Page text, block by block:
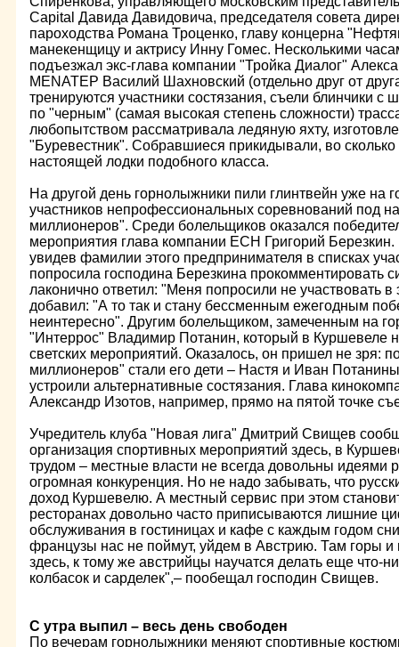
Capital Давида Давидовича, председателя совета
пароходства Романа Троценко, главу концерна
манекенщицу и актрису Инну Гомес. Несколькими
подъезжал экс-глава компании "Тройка Диалог"
MENATEP Василий Шахновский (отдельно друг от
тренируются участники состязания, съели блинчики с
по "черным" (самая высокая степень сложности)
любопытством рассматривала ледяную яхту,
"Буревестник". Собравшиеся прикидывали, во
настоящей лодки подобного класса.
На другой день горнолыжники пили глинтвейн уже на
участников непрофессиональных соревнований под
миллионеров". Среди болельщиков оказался
мероприятия глава компании ЕСН Григорий
увидев фамилии этого предпринимателя в списках
попросила господина Березкина прокомментировать
лаконично ответил: "Меня попросили не участвовать в
добавил: "А то так и стану бессменным ежегодным
неинтересно". Другим болельщиком, замеченным на
"Интеррос" Владимир Потанин, который в Куршевеле
светских мероприятий. Оказалось, он пришел не зря:
миллионеров" стали его дети – Настя и Иван
устроили альтернативные состязания. Глава
Александр Изотов, например, прямо на пятой точке
Учредитель клуба "Новая лига" Дмитрий Свищев
организация спортивных мероприятий здесь, в
трудом – местные власти не всегда довольны идеями
огромная конкуренция. Но не надо забывать, что
доход Куршевелю. А местный сервис при этом
ресторанах довольно часто приписываются лишние
обслуживания в гостиницах и кафе с каждым годом
французы нас не поймут, уйдем в Австрию. Там горы и
здесь, к тому же австрийцы научатся делать еще что-
колбасок и сарделек",– пообещал господин Свищев.
С утра выпил – весь день свободен
По вечерам горнолыжники меняют спортивные